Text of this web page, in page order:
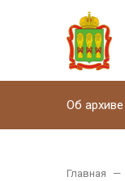
Об архиве
Главная —